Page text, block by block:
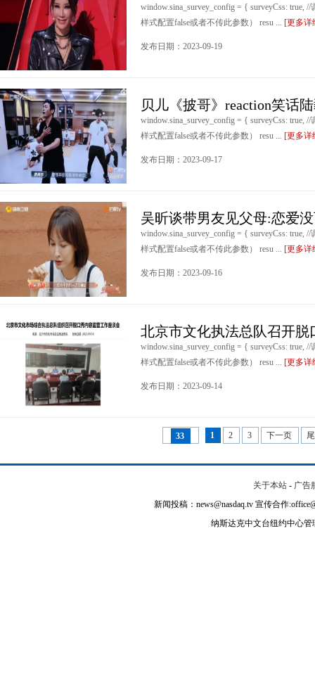
window.sina_survey_config = { surveyCss: true,
样式配置false或者不传此参数） resu ... [更多详
发布日期：2023-09-19
贝儿《披哥》reaction笑话
window.sina_survey_config = { surveyCss: true,
样式配置false或者不传此参数） resu ... [更多详
发布日期：2023-09-17
吴昕谈带男友见父母:恋爱
window.sina_survey_config = { surveyCss: true,
样式配置false或者不传此参数） resu ... [更多详
发布日期：2023-09-16
北京市文化执法总队召开脱
window.sina_survey_config = { surveyCss: true,
样式配置false或者不传此参数） resu ... [更多详
发布日期：2023-09-14
33 1 2 3 下一页
关于本站 - 广告
新闻投稿：news@nasdaq.tv 宣传合作
纳斯达克中文台纽约中心管